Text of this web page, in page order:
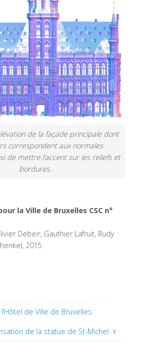
de la façade principale dont
correspondent aux normales
de mettre l’accent sur les reliefs et
bordures.
la Ville de Bruxelles CSC n°
Debeir, Gauthier Lafruit, Rudy
2015.
de Ville de Bruxelles
de la statue de St-Michel